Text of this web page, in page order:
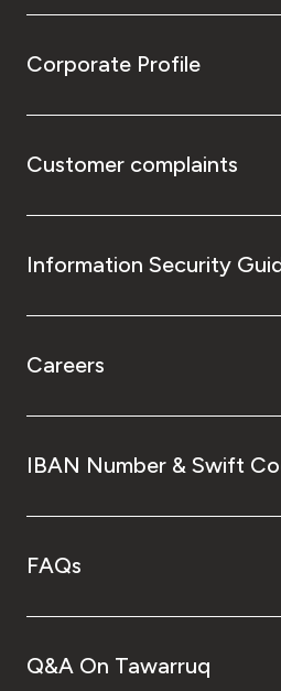
Corporate Profile
Customer complaints
Information Security
Careers
IBAN Number & Swift
FAQs
Q&A On Tawarruq